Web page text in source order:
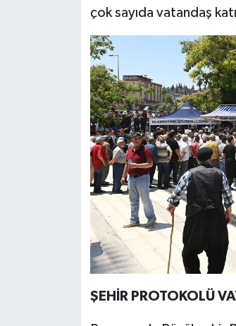
çok sayıda vatandaş
ŞEHİR PROTOKOLÜ